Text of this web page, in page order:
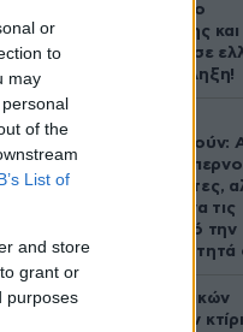
or
to
may
of the
List of
and store
grant or
purposes
συμβόλαια ο
Λαρεντζάκης και
υπογράφει σε
ομάδα-έκπληξη!
προειδοποιούν:
οι τροφές,
απαρατήρητες,
καλό είναι να τις
βγάλετε από την
καθημερινότητά
Το φαραωνικών
διαστάσεων